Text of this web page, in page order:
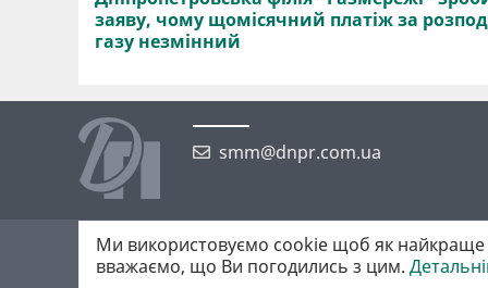
заяву, чому щомісячний платіж за
газу незмінний
smm@dnpr.com.ua
©2026 https://dnpr.com.ua Дніпровська порадниця
Всі права захищені. При повному або частковому
Ми використовуємо cookie щоб як найкраще
вважаємо, що Ви погодились з цим.